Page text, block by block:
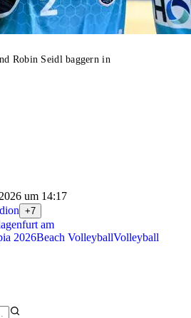
Robin Seidl baggern in
um 14:17
+7
am
2026Beach VolleyballVolleyball